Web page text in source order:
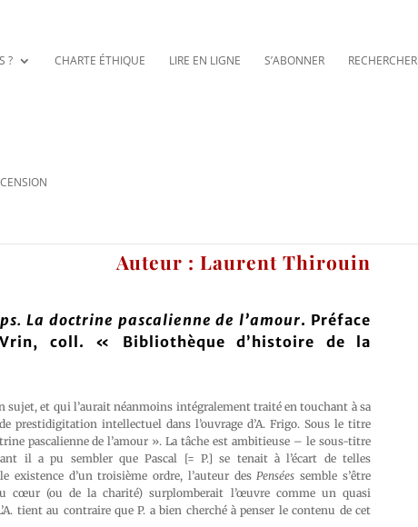
? CHARTE ÉTHIQUE LIRE EN LIGNE S’ABONNER RECHERCHER
Auteur : Laurent Thirouin
La doctrine pascalienne de l’amour. Préface
coll. « Bibliothèque d’histoire de la
sujet, et qui l’aurait néanmoins intégralement traité en touchant à sa
prestidigitation intellectuel dans l’ouvrage d’A. Frigo. Sous le titre
pascalienne de l’amour ». La tâche est ambitieuse – le sous-titre
il a pu sembler que Pascal [= P.] se tenait à l’écart de telles
existence d’un troisième ordre, l’auteur desPensées semble s’être
du cœur (ou de la charité) surplomberait l’œuvre comme un quasi
tient au contraire que P. a bien cherché à penser le contenu de cet